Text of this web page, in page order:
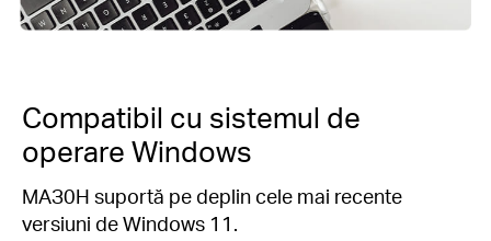
Compatibil cu sistemul de
operare Windows
MAЗ0H suportă pe deplin cele mai recente
versiuni de Windows 11.